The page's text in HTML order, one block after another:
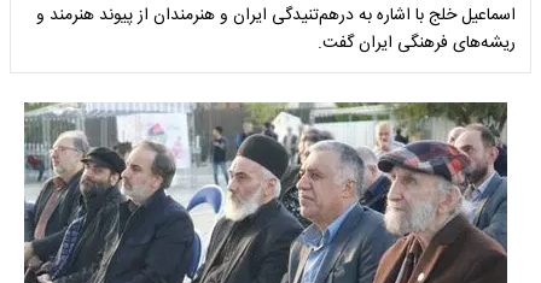
اسماعیل خلج با اشاره به درهم‌تنیدگی ایران و هنرمندان از پیوند هنرمند و
ریشه‌های فرهنگی ایران گفت.